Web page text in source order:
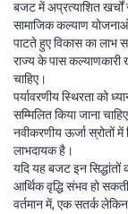
बजट में अप्रत्याशित खर्चों
सामाजिक कल्याण योजनाओं
पाटते हुए विकास का लाभ
राज्य के पास कल्याणकारी
चाहिए।
पर्यावरणीय स्थिरता को
सम्मिलित किया जाना
नवीकरणीय ऊर्जा स्रोतों
लाभदायक है।
यदि यह बजट इन सिद्धांतों
आर्थिक वृद्धि संभव हो
वर्तमान में, एक सतर्क